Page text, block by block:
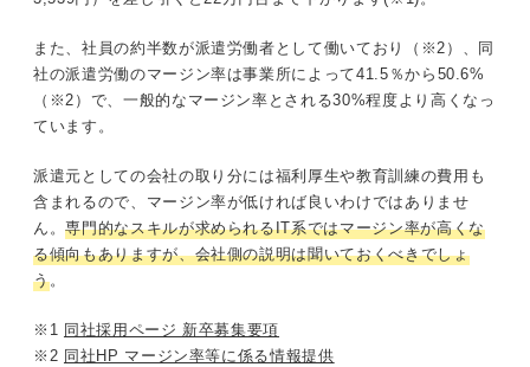
また、社員の約半数が派遣労働者として働いており（※2）、同
社の派遣労働のマージン率は事業所によって41.5％から50.6%
（※2）で、一般的なマージン率とされる30%程度より高くなっ
ています。
派遣元としての会社の取り分には福利厚生や教育訓練の費用も
含まれるので、マージン率が低ければ良いわけではありませ
ん。専門的なスキルが求められるIT系ではマージン率が高くな
る傾向もありますが、会社側の説明は聞いておくべきでしょ
う。
※1 同社採用ページ 新卒募集要項
※2 同社HP マージン率等に係る情報提供